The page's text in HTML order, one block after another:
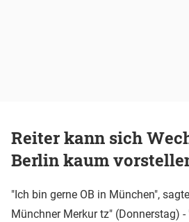
Reiter kann sich
Berlin kaum
"Ich bin gerne OB in München",
Münchner Merkur tz" (Donnerstag)